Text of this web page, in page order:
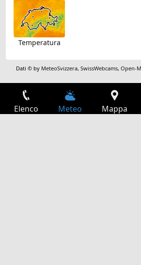
Temperatura
Dati © by MeteoSvizzera,SwissWebcams,Open-
Elenco Meteo Mappa